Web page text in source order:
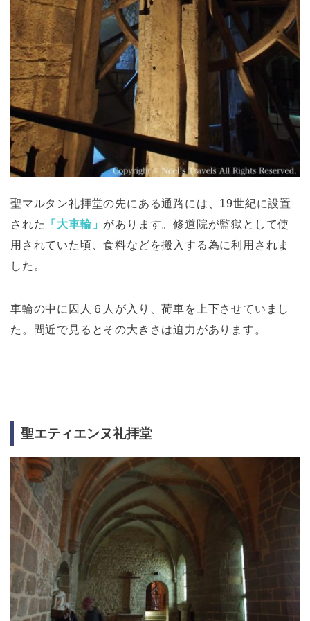
聖マルタン礼拝堂の先にある通路には、19世紀に設置
された
「大車輪」 があります。修道院が監獄として使
用されていた頃、食料などを搬入する為に利用されま
した。
車輪の中に囚人６人が入り、荷車を上下させていまし
た。間近で見るとその大きさは迫力があります。
聖エティエンヌ礼拝堂